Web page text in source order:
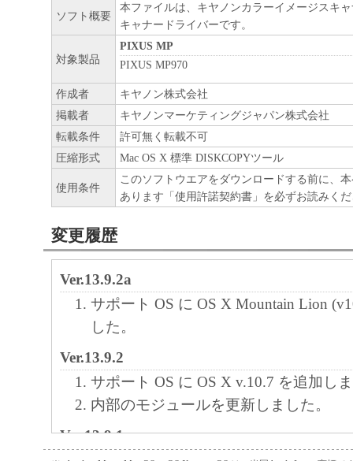
ソフト概要
本ファイルは、キヤノンカラーイメージスキ
キャナードライバーです。
対象製品
PIXUS MP
PIXUS MP970
作成者
キヤノン株式会社
掲載者
キヤノンマーケティングジャパン株式会社
転載条件
許可無く転載不可
圧縮形式
Mac OS X 標準 DISKCOPYツール
使用条件
このソフトウエアをダウンロードする前に、
あります「使用許諾契約書」を必ずお読みく
変更履歴
Ver.13.9.2a
サポート OS に OS X Mountain Lion
した。
Ver.13.9.2
サポート OS に OS X v.10.7 を追加し
内部のモジュールを更新しました。
Ver.13.9.1a